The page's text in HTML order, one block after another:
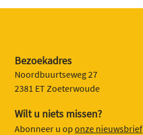
Bezoekadres
Noordbuurtseweg 27
2381 ET Zoeterwoude
Wilt u niets missen?
Abonneer u op onze nieuwsbrief